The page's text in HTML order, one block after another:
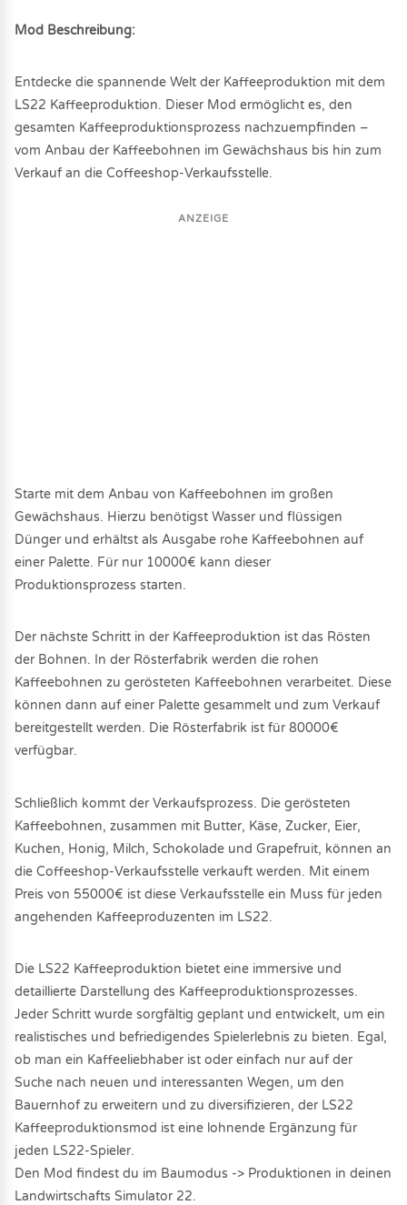
Mod Beschreibung:
Entdecke die spannende Welt der Kaffeeproduktion mit dem
LS22 Kaffeeproduktion. Dieser Mod ermöglicht es, den
gesamten Kaffeeproduktionsprozess nachzuempfinden –
vom Anbau der Kaffeebohnen im Gewächshaus bis hin zum
Verkauf an die Coffeeshop-Verkaufsstelle.
ANZEIGE
Starte mit dem Anbau von Kaffeebohnen im großen
Gewächshaus. Hierzu benötigst Wasser und flüssigen
Dünger und erhältst als Ausgabe rohe Kaffeebohnen auf
einer Palette. Für nur 10000€ kann dieser
Produktionsprozess starten.
Der nächste Schritt in der Kaffeeproduktion ist das Rösten
der Bohnen. In der Rösterfabrik werden die rohen
Kaffeebohnen zu gerösteten Kaffeebohnen verarbeitet. Diese
können dann auf einer Palette gesammelt und zum Verkauf
bereitgestellt werden. Die Rösterfabrik ist für 80000€
verfügbar.
Schließlich kommt der Verkaufsprozess. Die gerösteten
Kaffeebohnen, zusammen mit Butter, Käse, Zucker, Eier,
Kuchen, Honig, Milch, Schokolade und Grapefruit, können an
die Coffeeshop-Verkaufsstelle verkauft werden. Mit einem
Preis von 55000€ ist diese Verkaufsstelle ein Muss für jeden
angehenden Kaffeeproduzenten im LS22.
Die LS22 Kaffeeproduktion bietet eine immersive und
detaillierte Darstellung des Kaffeeproduktionsprozesses.
Jeder Schritt wurde sorgfältig geplant und entwickelt, um ein
realistisches und befriedigendes Spielerlebnis zu bieten. Egal,
ob man ein Kaffeeliebhaber ist oder einfach nur auf der
Suche nach neuen und interessanten Wegen, um den
Bauernhof zu erweitern und zu diversifizieren, der LS22
Kaffeeproduktionsmod ist eine lohnende Ergänzung für
jeden LS22-Spieler.
Den Mod findest du im Baumodus -> Produktionen in deinen
Landwirtschafts Simulator 22.